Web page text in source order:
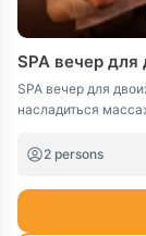
SPA вечер для
SPA вечер для
насладиться
тело, что
2 persons